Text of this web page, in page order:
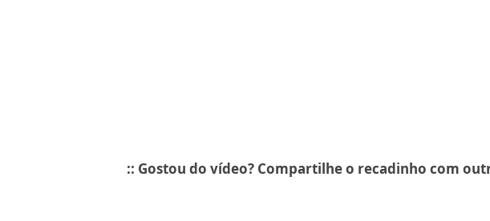
:: Gostou do vídeo? Compartilhe o recadinho com